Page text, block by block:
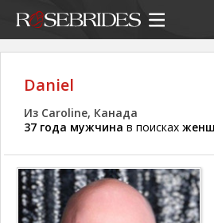
Daniel
Из Caroline, Канада
37 года мужчина в поисках